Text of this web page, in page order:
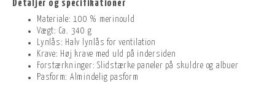
Detaljer og specifikationer
Materiale: 100 % merinould
Vægt: Ca. 340 g
Lynlås: Halv lynlås for ventilation
Krave: Høj krave med uld på indersiden
Forstærkninger: Slidstærke paneler på skuldre og albuer
Pasform: Almindelig pasform